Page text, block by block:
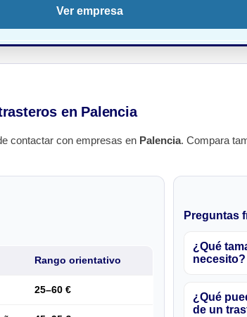
Ver empresa
en Palencia
contactar con empresas en Palencia. Compara
Rango orientativo
25–60 €
Preguntas
¿Qué
necesito?
¿Qué
de un